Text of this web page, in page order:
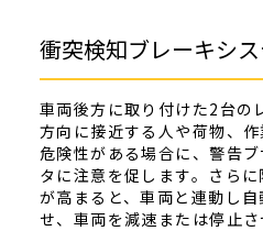
衝突検知ブレーキシ
車両後方に取り付けた2台の
方向に接近する人や荷物、
危険性がある場合に、警告
タに注意を促します。さら
が高まると、車両と連動し
せ、車両を減速または停止さ